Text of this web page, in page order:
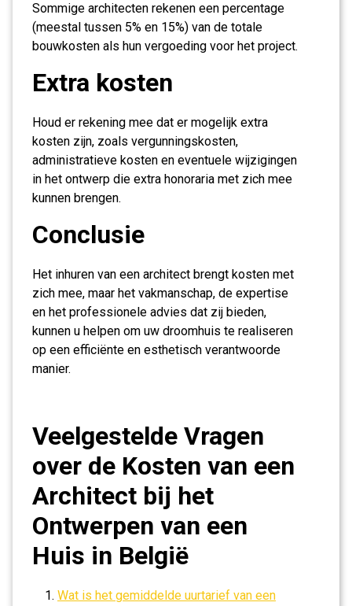
Sommige architecten rekenen een percentage
(meestal tussen 5% en 15%) van de totale
bouwkosten als hun vergoeding voor het project.
Extra kosten
Houd er rekening mee dat er mogelijk extra
kosten zijn, zoals vergunningskosten,
administratieve kosten en eventuele wijzigingen
in het ontwerp die extra honoraria met zich mee
kunnen brengen.
Conclusie
Het inhuren van een architect brengt kosten met
zich mee, maar het vakmanschap, de expertise
en het professionele advies dat zij bieden,
kunnen u helpen om uw droomhuis te realiseren
op een efficiënte en esthetisch verantwoorde
manier.
Veelgestelde Vragen
over de Kosten van een
Architect bij het
Ontwerpen van een
Huis in België
Wat is het gemiddelde uurtarief van een